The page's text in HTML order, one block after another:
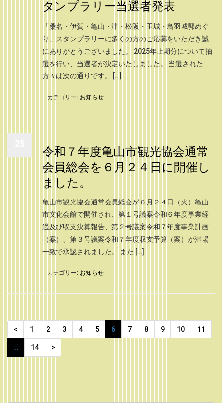
タンプラリー当選者発表
「桑名・伊賀・亀山・津・松阪・玉城・鳥羽城郭めぐ
り」スタンプラリーに多くの方のご応募をいただき誠
にありがとうございました。 2025年上期分について抽
選を行い、当選者が決定いたしました。 当選された
方々は次の通りです。 […]
カテゴリー: お知らせ
令和７年度亀山市観光協会通常
会員総会を６月２４日に開催し
ました。
亀山市観光協会通常会員総会が６月２４日（火）亀山
市文化会館で開催され、第１号議案令和６年度事業経
過及び収支決算報告、第２号議案令和７年度事業計画
（案）、第３号議案令和７年度収支予算（案）が満場
一致で承認されました。 また […]
カテゴリー: お知らせ
< 1 2 3 4 5 6 7 8 9 10 11
… 14 >